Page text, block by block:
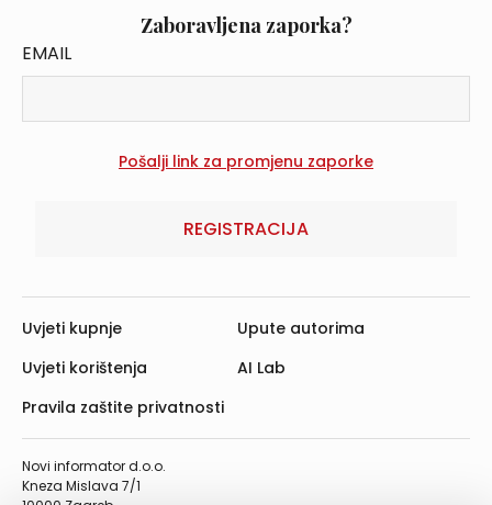
Zaboravljena zaporka?
EMAIL
REGISTRACIJA
Novi informator d.o.o.
Kneza Mislava 7/1
Uvjeti kupnje
Uvjeti korištenja
Pravila zaštite privatnosti
Upute autorima
AI Lab